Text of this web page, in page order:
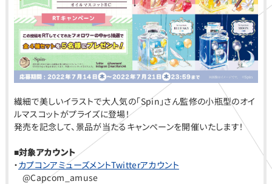
繊細で美しいイラストで大人気の「Spin」さん監修の小瓶型のオイ
ルマスコットがプライズに登場！
発売を記念して、景品が当たるキャンペーンを開催いたします！
■対象アカウント
・カプコンアミューズメントTwitterアカウント
@Capcom_amuse